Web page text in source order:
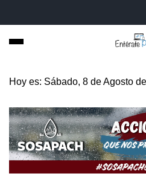
Hoy es: Sábado, 8 de Agosto